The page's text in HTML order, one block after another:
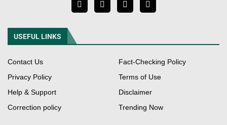
USEFUL LINKS
Contact Us
Fact-Checking Policy
Privacy Policy
Terms of Use
Help & Support
Disclaimer
Correction policy
Trending Now